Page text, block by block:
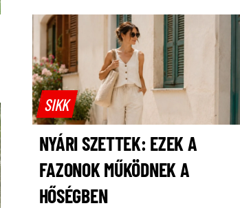
SIKK
NYÁRI SZETTEK: EZEK A
FAZONOK MŰKÖDNEK A
HŐSÉGBEN